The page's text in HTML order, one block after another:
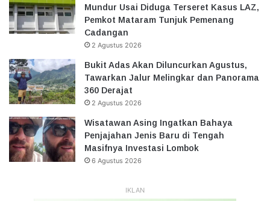
Mundur Usai Diduga Terseret Kasus LAZ,
Pemkot Mataram Tunjuk Pemenang
Cadangan
2 Agustus 2026
Bukit Adas Akan Diluncurkan Agustus,
Tawarkan Jalur Melingkar dan Panorama
360 Derajat
2 Agustus 2026
Wisatawan Asing Ingatkan Bahaya
Penjajahan Jenis Baru di Tengah
Masifnya Investasi Lombok
6 Agustus 2026
IKLAN